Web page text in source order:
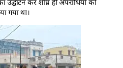
कर शीघ्र ही अपराधियों को
गया था।